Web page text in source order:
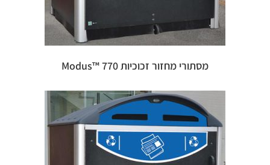
מסתורי מחזור זכוכיות 770 ™Modus